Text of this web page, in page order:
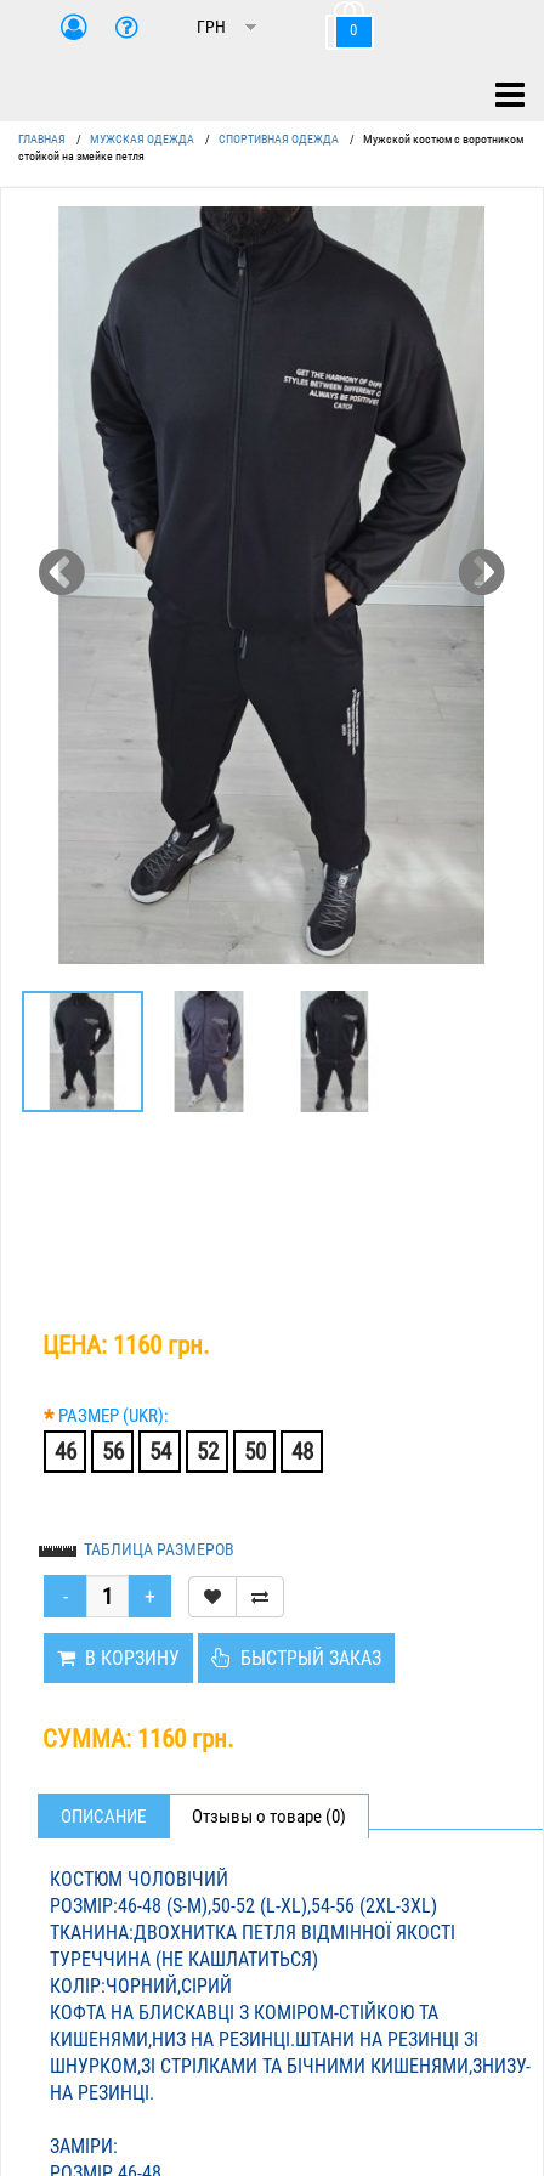
0
ГЛАВНАЯ / МУЖСКАЯ ОДЕЖДА / СПОРТИВНАЯ ОДЕЖДА /
Мужской костюм с воротником
стойкой на змейке петля
ЦЕНА: 1160 грн.
* РАЗМЕР (UKR):
46 56 54 52 50 48
ТАБЛИЦА РАЗМЕРОВ
В КОРЗИНУ БЫСТРЫЙ ЗАКАЗ
СУММА: 1160 грн.
ОПИСАНИЕ Отзывы о товаре (0)
КОСТЮМ ЧОЛОВІЧИЙ
РОЗМІР:46-48 (S-M),50-52 (L-XL),54-56 (2XL-3XL)
ТКАНИНА:ДВОХНИТКА ПЕТЛЯ ВІДМІННОЇ ЯКОСТІ
ТУРЕЧЧИНА (НЕ КАШЛАТИТЬСЯ)
КОЛІР:ЧОРНИЙ,СІРИЙ
КОФТА НА БЛИСКАВЦІ З КОМІРОМ-СТІЙКОЮ ТА
КИШЕНЯМИ,НИЗ НА РЕЗИНЦІ.ШТАНИ НА РЕЗИНЦІ ЗІ
ШНУРКОМ,ЗІ СТРІЛКАМИ ТА БІЧНИМИ КИШЕНЯМИ,ЗНИЗУ-
НА РЕЗИНЦІ.
ЗАМІРИ: